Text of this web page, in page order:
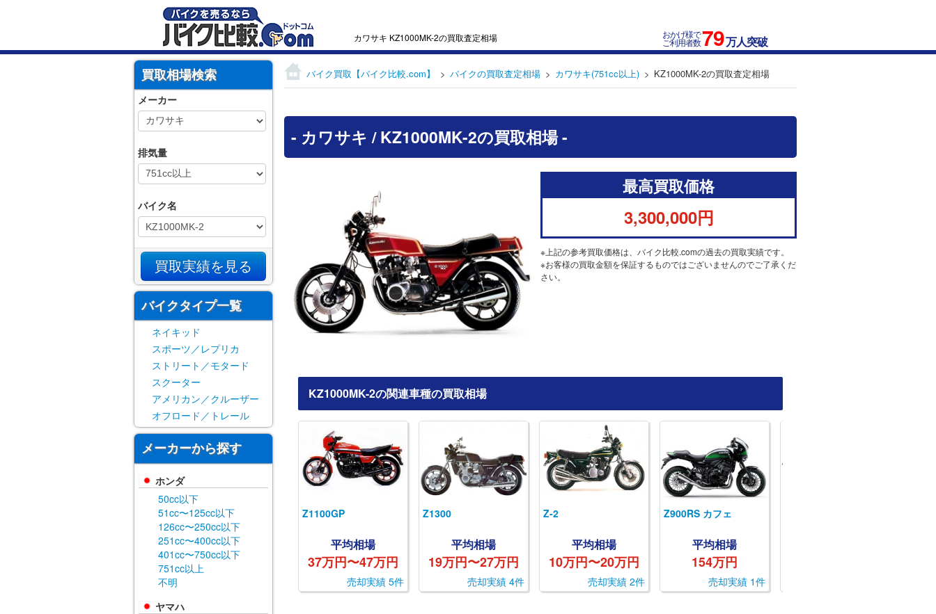
カワサキ KZ1000MK-2の買取査定相場 おかげ様で
ご利用者数79万人突破
バイク買取【バイク比較.com】 バイクの買取査定相場 カワサキ(751cc以上) KZ1000MK-2の買取査定相場
- カワサキ / KZ1000MK-2の買取相場 -
最高買取価格
3,300,000円
※上記の参考買取価格は、バイク比較.comの過去の買取実績です。
※お客様の買取金額を保証するものではございませんのでご了承くだ
さい。
KZ1000MK-2の関連車種の買取相場
Z1100GP
平均相場
37万円〜47万円
売却実績 5件
Z1300
平均相場
19万円〜27万円
売却実績 4件
Z-2
平均相場
10万円〜20万円
売却実績 2件
Z900RS カフェ
平均相場
154万円
売却実績 1件
買取相場検索
メーカー
排気量
バイク名
バイクタイプ一覧
ネイキッド
スポーツ／レプリカ
ストリート／モタード
スクーター
アメリカン／クルーザー
オフロード／トレール
メーカーから探す
ホンダ
50cc以下
51cc〜125cc以下
126cc〜250cc以下
251cc〜400cc以下
401cc〜750cc以下
751cc以上
不明
ヤマハ